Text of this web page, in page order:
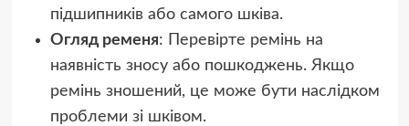
підшипників або самого шківа.
Огляд ременя: Перевірте ремінь на
наявність зносу або пошкоджень. Якщо
ремінь зношений, це може бути наслідком
проблеми зі шківом.